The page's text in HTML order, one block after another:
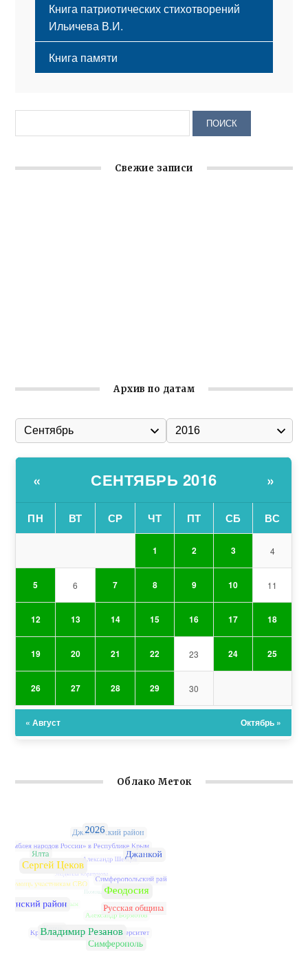
Книга патриотических стихотворений
Ильичева В.И.
Книга памяти
Свежие записи
Архив по датам
« СЕНТЯБРЬ 2016 »
ПН ВТ СР ЧТ ПТ СБ ВС
1 2 3 4
5 6 7 8 9 10 11
12 13 14 15 16 17 18
19 20 21 22 23 24 25
26 27 28 29 30
« Август Октябрь »
Облако Меток